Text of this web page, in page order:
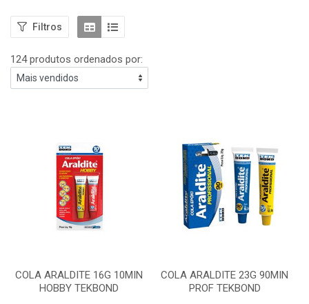
Filtros
124 produtos ordenados por:
COLA ARALDITE 16G 10MIN
HOBBY TEKBOND
COLA ARALDITE 23G 90MIN
PROF TEKBOND